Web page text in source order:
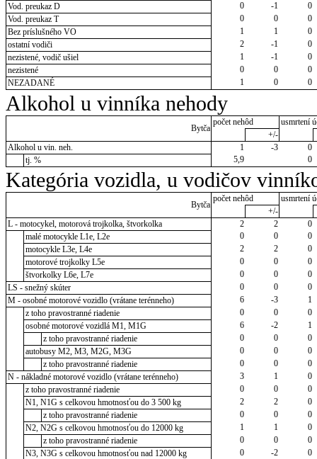
Vod. preukaz D
0 -1
0
Vod. preukaz T
0 0
0
Bez príslušného VO
1 1
0
ostatní vodiči
2 -1
0
nezistené, vodič ušiel
1 -1
0
nezistené
0 0
0
NEZADANÉ
1 0 0
Alkohol u vinníka nehody
Bytča
počet nehôd
usmrtení
+/-
Alkohol u vin. neh.
1 -3
0
tj. %
5,9 0
Kategória vozidla, u vodičov
Bytča
počet nehôd
usmrtení
+/-
L - motocykel, motorová trojkolka, štvorkolka
2 2
0
malé motocykle L1e, L2e
0 0
0
motocykle L3e, L4e
2 2
0
motorové trojkolky L5e
0 0
0
štvorkolky L6e, L7e
0 0
0
LS - snežný skúter
0 0
0
M - osobné motorové vozidlo (vrátane terénneho)
6 -3
1
z toho pravostranné riadenie
0 0
0
osobné motorové vozidlá M1, M1G
6 -2
1
z toho pravostranné riadenie
0 0
0
autobusy M2, M3, M2G, M3G
0 0
0
z toho pravostranné riadenie
0 0
0
N - nákladné motorové vozidlo (vrátane terénneho)
3 1
0
z toho pravostranné riadenie
0 0
0
N1, N1G s celkovou hmotnosťou do 3 500 kg
2 2
0
z toho pravostranné riadenie
0 0
0
N2, N2G s celkovou hmotnosťou do 12000 kg
1 1
0
z toho pravostranné riadenie
0 0
0
N3, N3G s celkovou hmotnosťou nad 12000 kg
0 -2
0